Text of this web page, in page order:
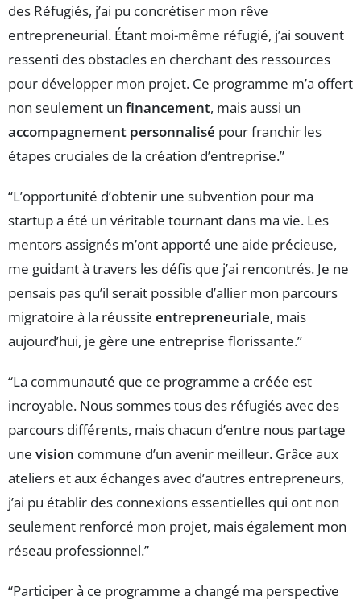
des Réfugiés, j’ai pu concrétiser mon rêve
entrepreneurial. Étant moi-même réfugié, j’ai souvent
ressenti des obstacles en cherchant des ressources
pour développer mon projet. Ce programme m’a offert
non seulement un financement, mais aussi un
accompagnement personnalisé pour franchir les
étapes cruciales de la création d’entreprise.”
“L’opportunité d’obtenir une subvention pour ma
startup a été un véritable tournant dans ma vie. Les
mentors assignés m’ont apporté une aide précieuse,
me guidant à travers les défis que j’ai rencontrés. Je ne
pensais pas qu’il serait possible d’allier mon parcours
migratoire à la réussite entrepreneuriale, mais
aujourd’hui, je gère une entreprise florissante.”
“La communauté que ce programme a créée est
incroyable. Nous sommes tous des réfugiés avec des
parcours différents, mais chacun d’entre nous partage
une vision commune d’un avenir meilleur. Grâce aux
ateliers et aux échanges avec d’autres entrepreneurs,
j’ai pu établir des connexions essentielles qui ont non
seulement renforcé mon projet, mais également mon
réseau professionnel.”
“Participer à ce programme a changé ma perspective